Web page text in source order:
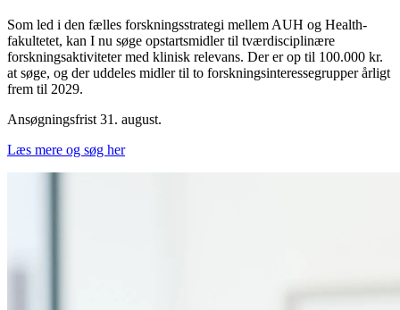
Som led i den fælles forskningsstrategi mellem AUH og Health-
fakultetet, kan I nu søge opstartsmidler til tværdisciplinære
forskningsaktiviteter med klinisk relevans. Der er op til 100.000 kr.
at søge, og der uddeles midler til to forskningsinteressegrupper årligt
frem til 2029.
Ansøgningsfrist 31. august.
Læs mere og søg her